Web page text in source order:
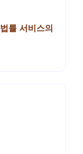
률 서비스의